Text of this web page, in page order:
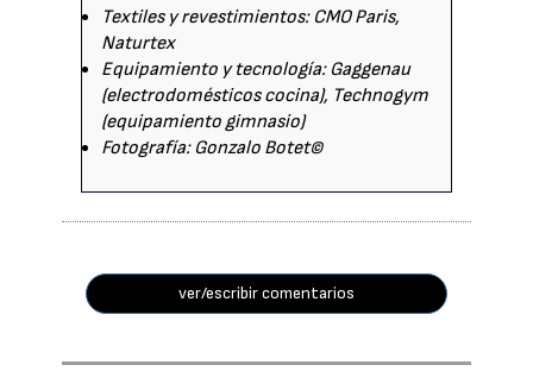
Textiles y revestimientos: CMO Paris,
Naturtex
Equipamiento y tecnología: Gaggenau
(electrodomésticos cocina), Technogym
(equipamiento gimnasio)
Fotografía: Gonzalo Botet©
ver/escribir comentarios